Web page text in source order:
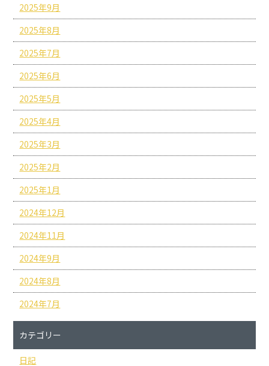
2025年9月
2025年8月
2025年7月
2025年6月
2025年5月
2025年4月
2025年3月
2025年2月
2025年1月
2024年12月
2024年11月
2024年9月
2024年8月
2024年7月
カテゴリー
日記